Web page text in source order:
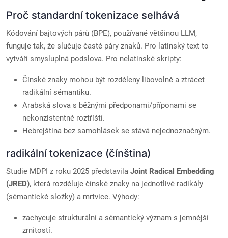
Proč standardní tokenizace selhává
Kódování bajtových párů (BPE), používané většinou LLM,
funguje tak, že slučuje časté páry znaků. Pro latinský text to
vytváří smysluplná podslova. Pro nelatinské skripty:
Čínské znaky mohou být rozděleny libovolně a ztrácet
radikální sémantiku.
Arabská slova s běžnými předponami/příponami se
nekonzistentně roztříští.
Hebrejština bez samohlásek se stává nejednoznačným.
radikální tokenizace (čínština)
Studie MDPI z roku 2025 představila Joint Radical Embedding
(JRED), která rozděluje čínské znaky na jednotlivé radikály
(sémantické složky) a mrtvice. Výhody:
zachycuje strukturální a sémantický význam s jemnější
zrnitostí.